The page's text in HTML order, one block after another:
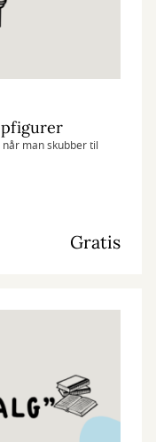
man skubber til
at udfordre din
og genbrugte
skøre, vilde og
mission at lade både
Gratis